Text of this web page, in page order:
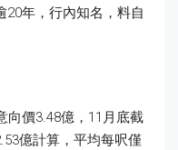
20年，行內知名，料自
向價3.48億，11月底截
億計算，平均每呎僅